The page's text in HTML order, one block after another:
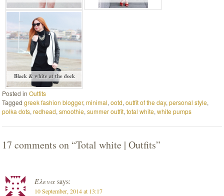
Black & white at the dock
Posted inOutfits
Taggedgreek fashion blogger,minimal,ootd,outfit of the day,personal style,
polka dots,redhead,smoothie,summer outfit,total white,white pumps
17 comments on “Total white | Outfits”
Έλενα says:
10 September, 2014 at 13:17